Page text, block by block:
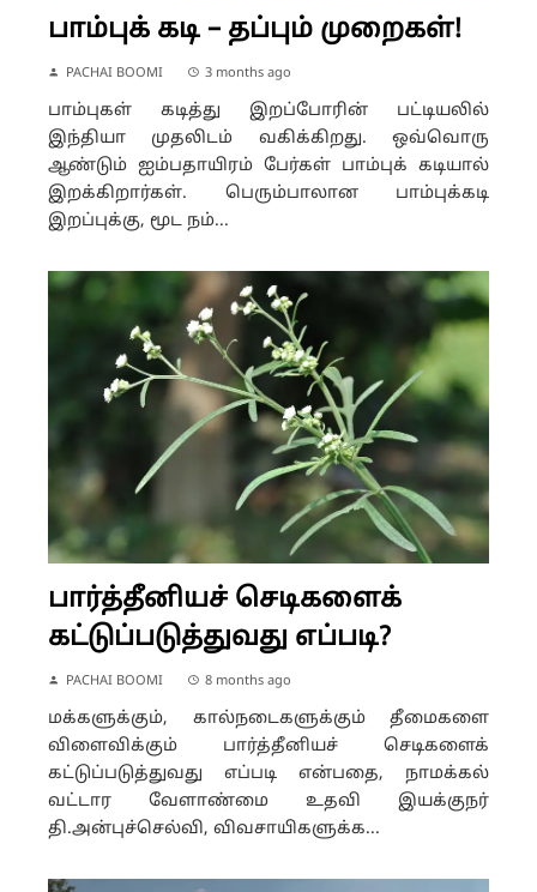
பாம்புக் கடி – தப்பும் முறைகள்!
PACHAI BOOMI 3 months ago
பாம்புகள் கடித்து இறப்போரின் பட்டியலில்
இந்தியா முதலிடம் வகிக்கிறது. ஒவ்வொரு
ஆண்டும் ஐம்பதாயிரம் பேர்கள் பாம்புக் கடியால்
இறக்கிறார்கள். பெரும்பாலான பாம்புக்கடி
இறப்புக்கு, மூட நம்...
பார்த்தீனியச் செடிகளைக்
கட்டுப்படுத்துவது எப்படி?
PACHAI BOOMI 8 months ago
மக்களுக்கும், கால்நடைகளுக்கும் தீமைகளை
விளைவிக்கும் பார்த்தீனியச் செடிகளைக்
கட்டுப்படுத்துவது எப்படி என்பதை, நாமக்கல்
வட்டார வேளாண்மை உதவி இயக்குநர்
தி.அன்புச்செல்வி, விவசாயிகளுக்க...